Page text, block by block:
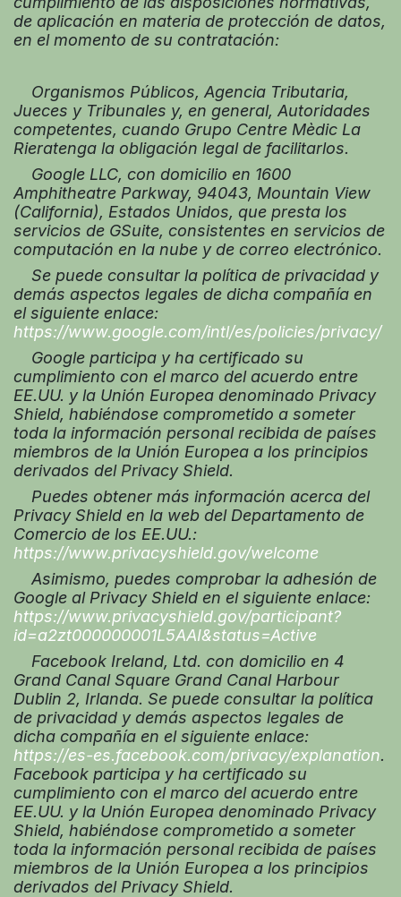
de aplicación en materia de protección de datos,
en el momento de su contratación:
Organismos Públicos, Agencia Tributaria,
Jueces y Tribunales y, en general, Autoridades
competentes, cuando Grupo Centre Mèdic La
Rieratenga la obligación legal de facilitarlos.
Google LLC, con domicilio en 1600
Amphitheatre Parkway, 94043, Mountain View
(California), Estados Unidos, que presta los
servicios de GSuite, consistentes en servicios de
computación en la nube y de correo electrónico.
Se puede consultar la política de privacidad y
demás aspectos legales de dicha compañía en
el siguiente enlace:
https://www.google.com/intl/es/policies/privacy/
Google participa y ha certificado su
cumplimiento con el marco del acuerdo entre
EE.UU. y la Unión Europea denominado Privacy
Shield, habiéndose comprometido a someter
toda la información personal recibida de países
miembros de la Unión Europea a los principios
derivados del Privacy Shield.
Puedes obtener más información acerca del
Privacy Shield en la web del Departamento de
Comercio de los EE.UU.:
https://www.privacyshield.gov/welcome
Asimismo, puedes comprobar la adhesión de
Google al Privacy Shield en el siguiente enlace:
https://www.privacyshield.gov/participant?
id=a2zt000000001L5AAI&status=Active
Facebook Ireland, Ltd. con domicilio en 4
Grand Canal Square Grand Canal Harbour
Dublin 2, Irlanda. Se puede consultar la política
de privacidad y demás aspectos legales de
dicha compañía en el siguiente enlace:
https://es-es.facebook.com/privacy/explanation.
Facebook participa y ha certificado su
cumplimiento con el marco del acuerdo entre
EE.UU. y la Unión Europea denominado Privacy
Shield, habiéndose comprometido a someter
toda la información personal recibida de países
miembros de la Unión Europea a los principios
derivados del Privacy Shield.